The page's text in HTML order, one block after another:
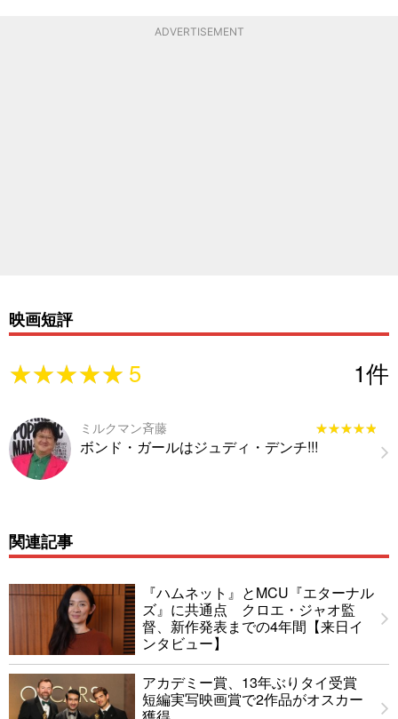
ADVERTISEMENT
映画短評
★★★★★
★★★★★ 5 1件
ミルクマン斉藤 ★★★★★
★★★★★
ボンド・ガールはジュディ・デンチ!!!
関連記事
『ハムネット』とMCU『エターナル
ズ』に共通点 クロエ・ジャオ監
督、新作発表までの4年間【来日イ
ンタビュー】
アカデミー賞、13年ぶりタイ受賞
短編実写映画賞で2作品がオスカー